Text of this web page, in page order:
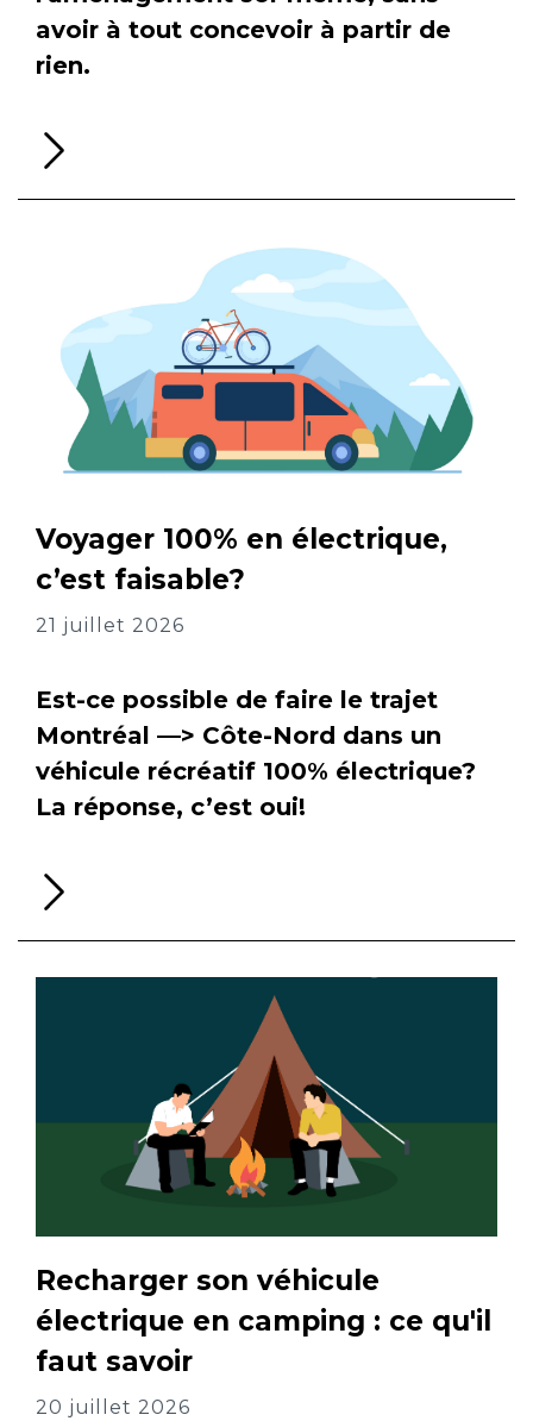
avoir à tout concevoir à partir de
rien.
Voyager 100% en électrique,
c’est faisable?
21 juillet 2026
Est-ce possible de faire le trajet
Montréal —> Côte-Nord dans un
véhicule récréatif 100% électrique?
La réponse, c’est oui!
Recharger son véhicule
électrique en camping : ce qu'il
faut savoir
20 juillet 2026